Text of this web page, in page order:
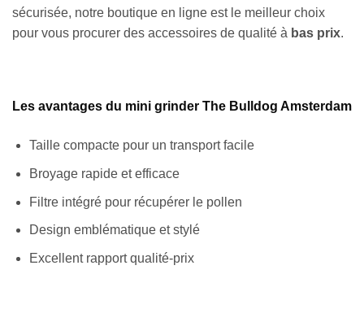
sécurisée, notre boutique en ligne est le meilleur choix
pour vous procurer des accessoires de qualité à bas prix.
Les avantages du mini grinder The Bulldog Amsterdam
Taille compacte pour un transport facile
Broyage rapide et efficace
Filtre intégré pour récupérer le pollen
Design emblématique et stylé
Excellent rapport qualité-prix